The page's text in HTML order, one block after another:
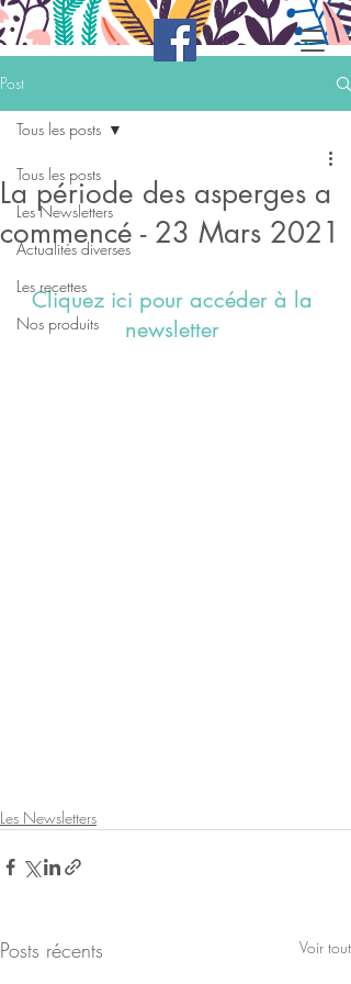
Post
Tous les posts
Les Newsletters
Actualités diverses
Les recettes
Nos produits
Tous les posts
La période des asperges a
commencé - 23 Mars 2021
Cliquez ici pour accéder à la
newsletter
Les Newsletters
Posts récents Voir tout